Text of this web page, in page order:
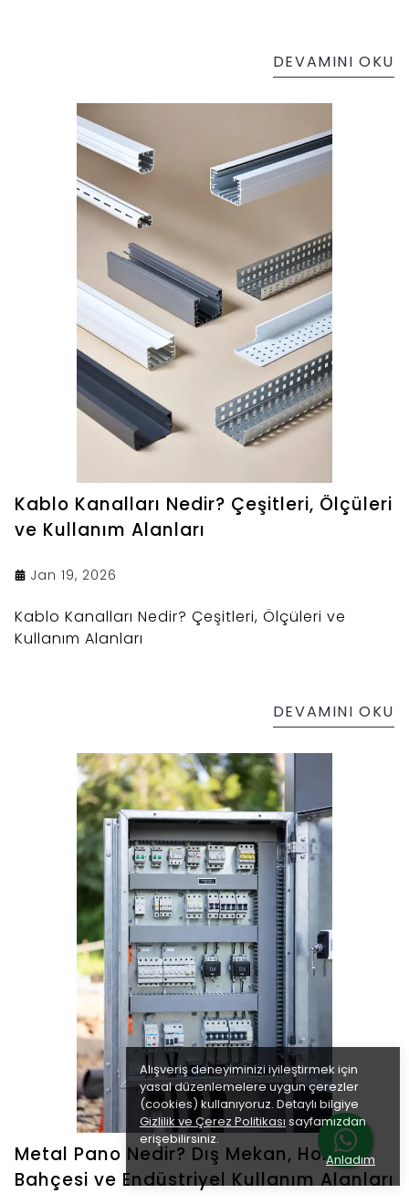
Alışveriş deneyiminizi iyileştirmek için
yasal düzenlemelere uygun çerezler
(cookies) kullanıyoruz. Detaylı bilgiye
Gizlilik ve Çerez Politikası sayfamızdan
erişebilirsiniz.
Anladım
DEVAMINI OKU
Kablo Kanalları Nedir? Çeşitleri, Ölçüleri
ve Kullanım Alanları
Jan 19, 2026
Kablo Kanalları Nedir? Çeşitleri, Ölçüleri ve
Kullanım Alanları
DEVAMINI OKU
Metal Pano Nedir? Dış Mekan, Hobi
Bahçesi ve Endüstriyel Kullanım Alanları